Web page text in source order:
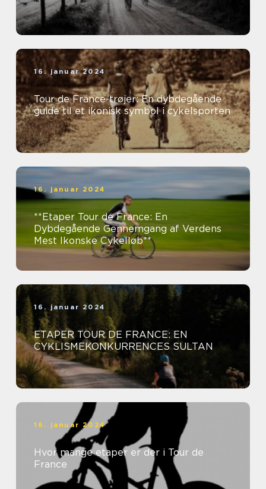
16. januar 2024
Tour de France-trøjer: En dybdegående
guide til et ikonisk symbol i cykelsporten
16. januar 2024
**Etaper Tour de France: En
Dybdegående Gennemgang af Verdens
Mest Ikonske Cykelløb**
16. januar 2024
ETAPER TOUR DE FRANCE: EN
CYKLISMEKONKURRENCES SULTAN
16. januar 2024
Hvor mange etaper er der i Tour de
France